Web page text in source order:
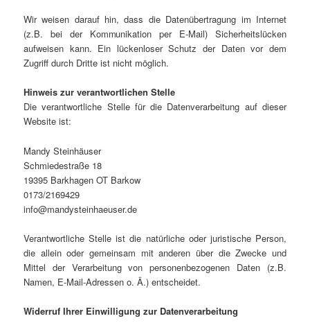
Wir weisen darauf hin, dass die Datenübertragung im Internet
(z.B. bei der Kommunikation per E-Mail) Sicherheitslücken
aufweisen kann. Ein lückenloser Schutz der Daten vor dem
Zugriff durch Dritte ist nicht möglich.
Hinweis zur verantwortlichen Stelle
Die verantwortliche Stelle für die Datenverarbeitung auf dieser
Website ist:
Mandy Steinhäuser
Schmiedestraße 18
19395 Barkhagen OT Barkow
0173/2169429
info@mandysteinhaeuser.de
Verantwortliche Stelle ist die natürliche oder juristische Person,
die allein oder gemeinsam mit anderen über die Zwecke und
Mittel der Verarbeitung von personenbezogenen Daten (z.B.
Namen, E-Mail-Adressen o. Ä.) entscheidet.
Widerruf Ihrer Einwilligung zur Datenverarbeitung